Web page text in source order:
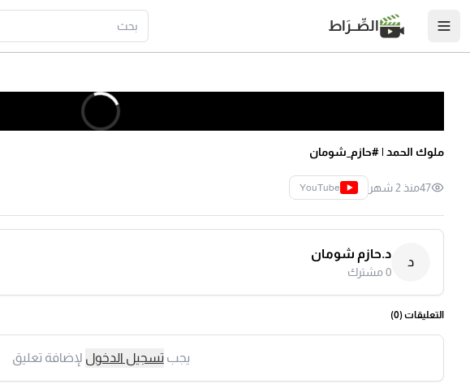
الصِّــرَاط
ملوك الحمد | #حازم_شومان
47منذ 2 شهر YouTube
د
د.حازم شومان
0مشترك
التعليقات (0
)
يجبتسجيل الدخول لإضافة تعليق